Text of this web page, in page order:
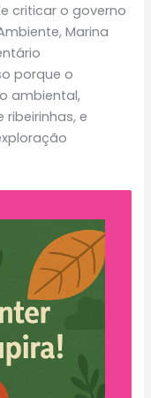
criticar o governo
Marina
porque o
ambiental,
e